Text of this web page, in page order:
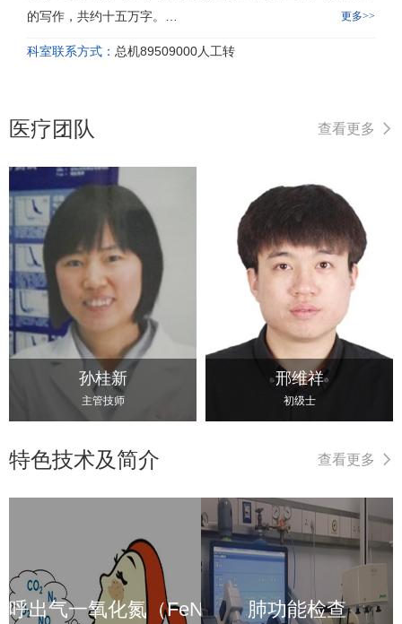
的写作，共约十五万字。…
更多>>
科室联系方式： 总机89509000人工转
查看更多
医疗团队
孙桂新
主管技师
邢维祥
初级士
查看更多
特色技术及简介
呼出气一氧化氮（FeNO）检测肺功能检查